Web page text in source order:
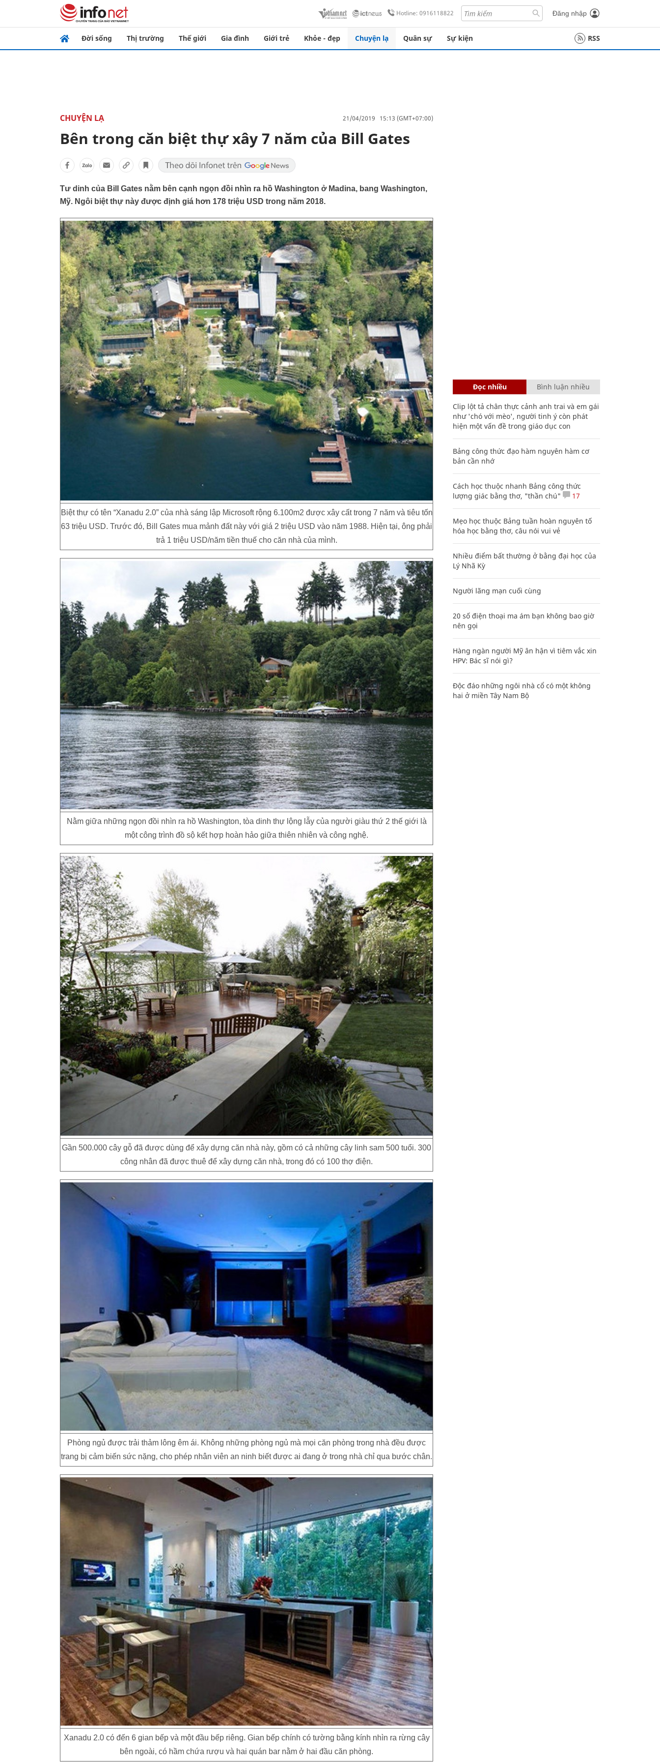
Hotline: 0916118822 Đăng nhập
Đời sống Thị trường Thế giới Gia đình Giới trẻ Khỏe - đẹp Chuyện lạ Quân sự Sự kiện RSS
CHUYỆN LẠ 21/04/2019 15:13 (GMT+07:00)
Bên trong căn biệt thự xây 7 năm của Bill Gates
Tư dinh của Bill Gates nằm bên cạnh ngọn đồi nhìn ra hồ Washington ở Madina, bang Washington,
Mỹ. Ngôi biệt thự này được định giá hơn 178 triệu USD trong năm 2018.
Biệt thự có tên “Xanadu 2.0” của nhà sáng lập Microsoft rộng 6.100m2 được xây cất trong 7 năm và tiêu tốn
63 triệu USD. Trước đó, Bill Gates mua mảnh đất này với giá 2 triệu USD vào năm 1988. Hiện tại, ông phải
trả 1 triệu USD/năm tiền thuế cho căn nhà của mình.
Nằm giữa những ngọn đồi nhìn ra hồ Washington, tòa dinh thự lộng lẫy của người giàu thứ 2 thế giới là
một công trình đồ sộ kết hợp hoàn hảo giữa thiên nhiên và công nghệ.
Gần 500.000 cây gỗ đã được dùng để xây dựng căn nhà này, gồm có cả những cây linh sam 500 tuổi. 300
công nhân đã được thuê để xây dựng căn nhà, trong đó có 100 thợ điện.
Phòng ngủ được trải thảm lông êm ái. Không những phòng ngủ mà mọi căn phòng trong nhà đều được
trang bị cảm biến sức nặng, cho phép nhân viên an ninh biết được ai đang ở trong nhà chỉ qua bước chân.
Xanadu 2.0 có đến 6 gian bếp và một đầu bếp riêng. Gian bếp chính có tường bằng kính nhìn ra rừng cây
bên ngoài, có hầm chứa rượu và hai quán bar nằm ở hai đầu căn phòng.
Đọc nhiều Bình luận nhiều
Clip lột tả chân thực cảnh anh trai và em gái
như 'chó với mèo', người tinh ý còn phát
hiện một vấn đề trong giáo dục con
Bảng công thức đạo hàm nguyên hàm cơ
bản cần nhớ
Cách học thuộc nhanh Bảng công thức
lượng giác bằng thơ, "thần chú"
17
Mẹo học thuộc Bảng tuần hoàn nguyên tố
hóa học bằng thơ, câu nói vui vẻ
Nhiều điểm bất thường ở bằng đại học của
Lý Nhã Kỳ
Người lãng mạn cuối cùng
20 số điện thoại ma ám bạn không bao giờ
nên gọi
Hàng ngàn người Mỹ ân hận vì tiêm vắc xin
HPV: Bác sĩ nói gì?
Độc đáo những ngôi nhà cổ có một không
hai ở miền Tây Nam Bộ